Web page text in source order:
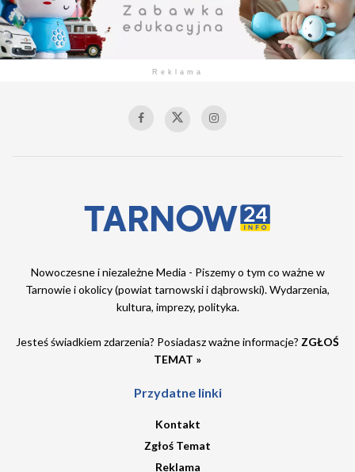
Reklama
Nowoczesne i niezależne Media - Piszemy o tym co ważne w
Tarnowie i okolicy (powiat tarnowski i dąbrowski). Wydarzenia,
kultura, imprezy, polityka.
Jesteś świadkiem zdarzenia? Posiadasz ważne informacje? ZGŁOŚ
TEMAT »
Przydatne linki
Kontakt
Zgłoś Temat
Reklama